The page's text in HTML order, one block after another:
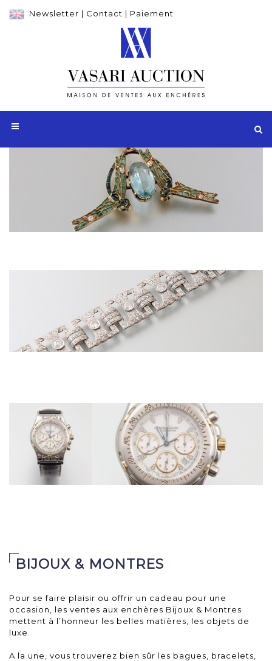
Newsletter | Contact | Paiement
BIJOUX & MONTRES
Pour se faire plaisir ou offrir un cadeau pour une
occasion, les ventes aux enchères Bijoux & Montres
mettent à l’honneur les belles matières, les objets de
luxe.
A la une, vous trouverez bien sûr les bagues, bracelets,